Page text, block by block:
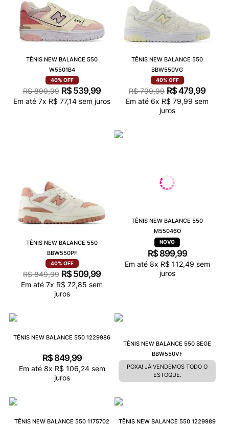
TÊNIS NEW BALANCE 550
W5501B4
40% OFF
R$ 899,99 R$ 539,99
Em até 7x R$ 77,14 sem juros
TÊNIS NEW BALANCE 550
BBW550VG
40% OFF
R$ 799,99 R$479,99
Em até 6x R$ 79,99 sem
juros
TÊNIS NEW BALANCE 550
BBW550PF
40% OFF
R$ 849,99 R$ 509,99
Em até 7x R$ 72,85 sem
juros
TÊNIS NEW BALANCE 550
M55046O
R$ 899,99
Em até 8x R$ 112,49 sem
juros
TÊNIS NEW BALANCE 550 1229986
R$ 849,99
Em até 8x R$ 106,24sem
juros
TÊNIS NEW BALANCE 550 BEGE
BBW550VF
POXA! JÁ VENDEMOS TODO O
ESTOQUE.
TÊNIS NEW BALANCE 550 1175702 TÊNIS NEW BALANCE 550 1229989